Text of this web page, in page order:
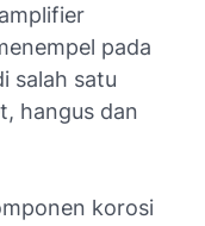
pada
salah satu
hangus dan
korosi